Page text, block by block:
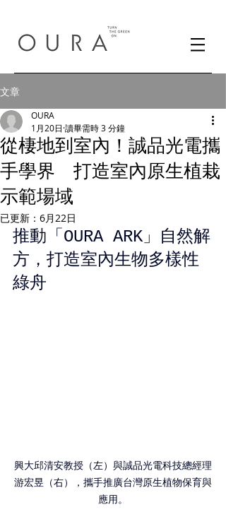
文章
從棲地到室內！誠品光電攜
手學界 打造室內原生植栽
示範場域
OURA
1月20日 讀畢需時 3 分鐘
已更新： 6月22日
推動「OURA ARK」自然解
方，打造室內生物多樣性
綠舟
興大邱清安教授（左）與誠品光電科技總經理
游宏昱（右），攜手推廣台灣原生植物保育與
應用。